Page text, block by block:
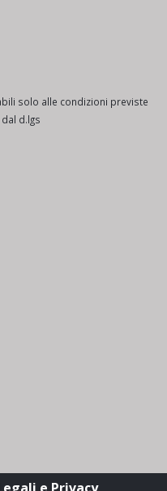
solo alle condizioni previste
d.lgs